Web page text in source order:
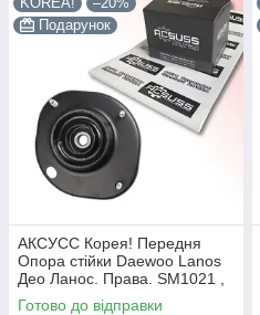
Подарунок
АКСУСС Корея! Передня
Опора стійки Daewoo Lanos
Део Ланос. Права. SM1021 ,
KB690.08
Готово до відправки